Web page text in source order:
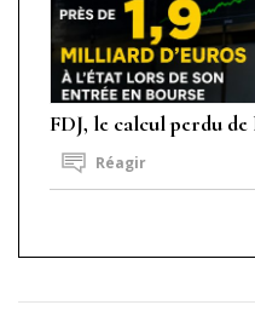
FDJ, le calcul perdu
Réagir